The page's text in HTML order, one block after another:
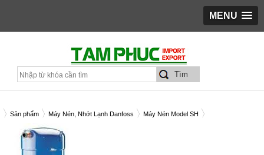
MENU
Sản phẩm Máy Nén, Nhớt Lạnh Danfoss
Máy Nén Model SH
Nén Danfoss SH105-4